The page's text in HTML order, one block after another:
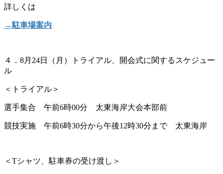
詳しくは
→駐車場案内
４．8月24日（月）トライアル、開会式に関するスケジュー
ル
＜トライアル＞
選手集合 午前6時00分 太東海岸大会本部前
競技実施 午前6時30分から午後12時30分まで 太東海岸
＜Tシャツ、駐車券の受け渡し＞